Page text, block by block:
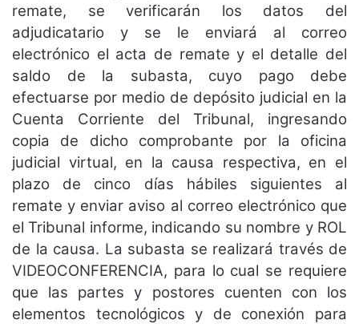
remate, se verificarán los datos del
adjudicatario y se le enviará al correo
electrónico el acta de remate y el detalle del
saldo de la subasta, cuyo pago debe
efectuarse por medio de depósito judicial en la
Cuenta Corriente del Tribunal, ingresando
copia de dicho comprobante por la oficina
judicial virtual, en la causa respectiva, en el
plazo de cinco días hábiles siguientes al
remate y enviar aviso al correo electrónico que
el Tribunal informe, indicando su nombre y ROL
de la causa. La subasta se realizará través de
VIDEOCONFERENCIA, para lo cual se requiere
que las partes y postores cuenten con los
elementos tecnológicos y de conexión para